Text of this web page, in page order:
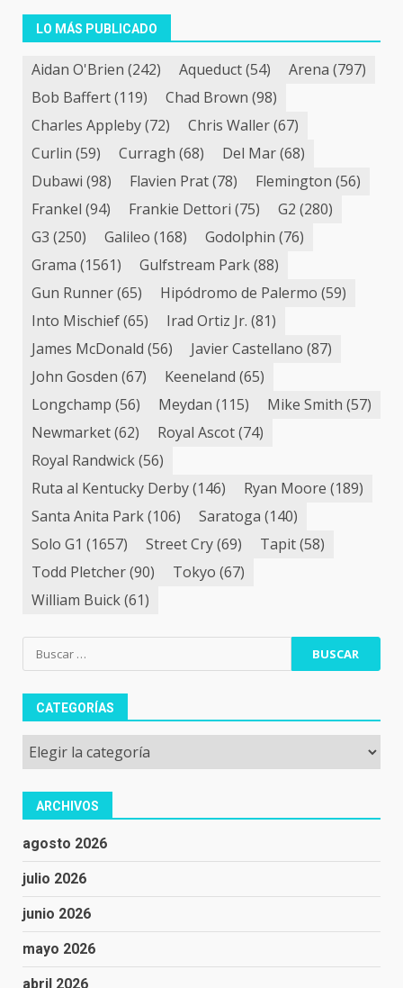
LO MÁS PUBLICADO
Aidan O'Brien (242) Aqueduct(54) Arena (797)
Bob Baffert(119) Chad Brown (98)
Charles Appleby(72) Chris Waller(67)
Curlin (59) Curragh (68) Del Mar(68)
Dubawi (98) Flavien Prat(78) Flemington (56)
Frankel (94) Frankie Dettori (75) G2 (280)
G3 (250) Galileo (168) Godolphin (76)
Grama (1561) Gulfstream Park(88)
Gun Runner(65) Hipódromo de Palermo (59)
Into Mischief(65) Irad Ortiz Jr. (81)
James McDonald (56) Javier Castellano (87)
John Gosden (67) Keeneland (65)
Longchamp (56) Meydan (115) Mike Smith (57)
Newmarket(62) Royal Ascot(74)
Royal Randwick(56)
Ruta al Kentucky Derby(146) Ryan Moore (189)
Santa Anita Park(106) Saratoga (140)
Solo G1 (1657) Street Cry(69) Tapit(58)
Todd Pletcher(90) Tokyo (67)
William Buick(61)
Buscar:
CATEGORÍAS
Categorías
ARCHIVOS
agosto 2026
julio 2026
junio 2026
mayo 2026
abril 2026